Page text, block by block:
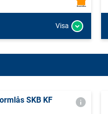
Visa
SKB KF